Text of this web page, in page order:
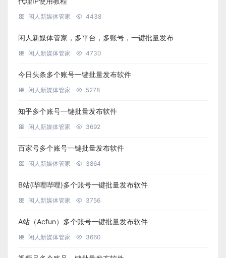
闲人新媒体管家 4438
闲人新媒体管家，多平台，多账号，一键批量发布
闲人新媒体管家 4730
今日头条多个账号一键批量发布软件
闲人新媒体管家 5278
知乎多个账号一键批量发布软件
闲人新媒体管家 3692
百家号多个账号一键批量发布软件
闲人新媒体管家 3864
B站(哔哩哔哩)多个账号一键批量发布软件
闲人新媒体管家 3756
A站（Acfun）多个账号一键批量发布软件
闲人新媒体管家 3660